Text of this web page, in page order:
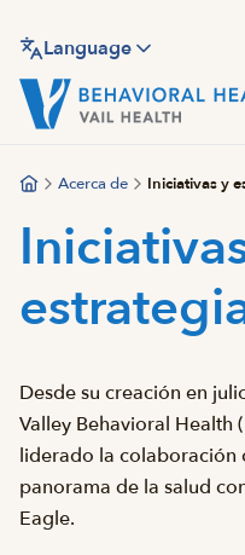
contenido
principal
Language
Acerca de Iniciativas y
Desde su creación en
Valley Behavioral Health
liderado la colaboración
panorama de la salud
Eagle.